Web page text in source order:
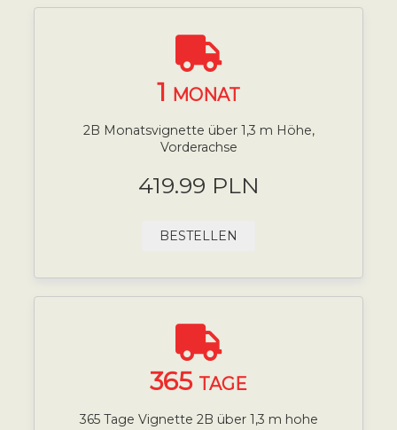
1 MONAT
2B Monatsvignette über 1,3 m Höhe,
Vorderachse
419.99 PLN
BESTELLEN
365 TAGE
365 Tage Vignette 2B über 1,3 m hohe